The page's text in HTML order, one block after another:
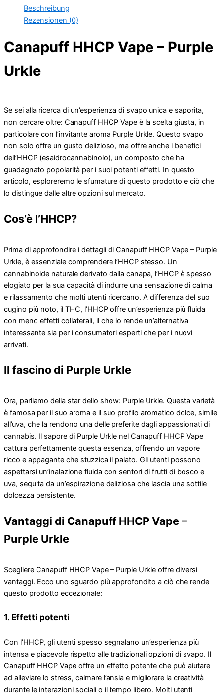
Beschreibung
Rezensionen (0)
Canapuff HHCP Vape – Purple
Urkle
Se sei alla ricerca di un’esperienza di svapo unica e saporita,
non cercare oltre: Canapuff HHCP Vape è la scelta giusta, in
particolare con l’invitante aroma Purple Urkle. Questo svapo
non solo offre un gusto delizioso, ma offre anche i benefici
dell’HHCP (esaidrocannabinolo), un composto che ha
guadagnato popolarità per i suoi potenti effetti. In questo
articolo, esploreremo le sfumature di questo prodotto e ciò che
lo distingue dalle altre opzioni sul mercato.
Cos’è l’HHCP?
Prima di approfondire i dettagli di Canapuff HHCP Vape – Purple
Urkle, è essenziale comprendere l’HHCP stesso. Un
cannabinoide naturale derivato dalla canapa, l’HHCP è spesso
elogiato per la sua capacità di indurre una sensazione di calma
e rilassamento che molti utenti ricercano. A differenza del suo
cugino più noto, il THC, l’HHCP offre un’esperienza più fluida
con meno effetti collaterali, il che lo rende un’alternativa
interessante sia per i consumatori esperti che per i nuovi
arrivati.
Il fascino di Purple Urkle
Ora, parliamo della star dello show: Purple Urkle. Questa varietà
è famosa per il suo aroma e il suo profilo aromatico dolce, simile
all’uva, che la rendono una delle preferite dagli appassionati di
cannabis. Il sapore di Purple Urkle nel Canapuff HHCP Vape
cattura perfettamente questa essenza, offrendo un vapore
ricco e appagante che stuzzica il palato. Gli utenti possono
aspettarsi un’inalazione fluida con sentori di frutti di bosco e
uva, seguita da un’espirazione deliziosa che lascia una sottile
dolcezza persistente.
Vantaggi di Canapuff HHCP Vape –
Purple Urkle
Scegliere Canapuff HHCP Vape – Purple Urkle offre diversi
vantaggi. Ecco uno sguardo più approfondito a ciò che rende
questo prodotto eccezionale:
1. Effetti potenti
Con l’HHCP, gli utenti spesso segnalano un’esperienza più
intensa e piacevole rispetto alle tradizionali opzioni di svapo. Il
Canapuff HHCP Vape offre un effetto potente che può aiutare
ad alleviare lo stress, calmare l’ansia e migliorare la creatività
durante le interazioni sociali o il tempo libero. Molti utenti